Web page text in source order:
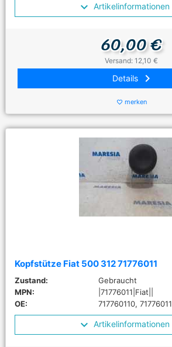
Artikelinformationen
60,00 €
Versand: 12,10 €
Details keyboard_arrow_right
favorite_border merken
Kopfstütze Fiat 500 312 71776011
Zustand:
Gebraucht
MPN:
|71776011|Fiat||
OE:
717760110, 71776011
Artikelinformationen